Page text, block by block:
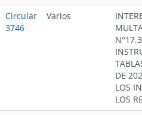
Circular
3746
Varios
DE
LOS
LOS